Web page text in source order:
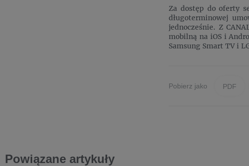
Za dostęp do oferty
długoterminowej
jednocześnie. Z
mobilną na iOS i
Samsung Smart TV i
Pobierz jako PDF
Powiązane artykuły